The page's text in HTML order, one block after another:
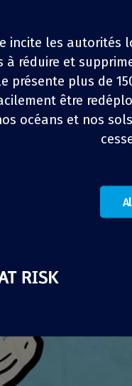
Réduction de la
vrac Maria Granelà
avec des produits
en
activités de
1 z
incite les autorités
à réduire et
présente plus de
être
océans et nos
1 z